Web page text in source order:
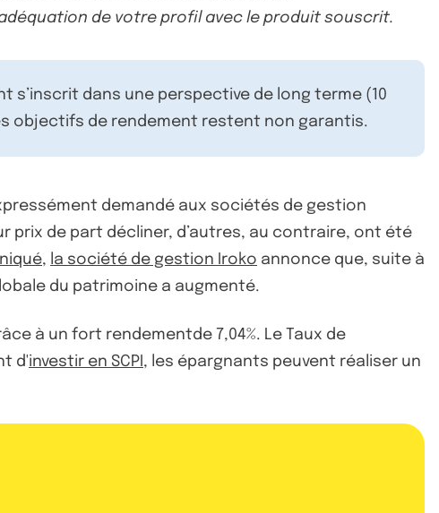
de votre profil avec le produit souscrit.
dans une perspective de long terme (10
objectifs de rendement restent non garantis.
demandé aux sociétés de gestion
prix de part décliner, d’autres, au contraire, ont été
, la société de gestion Iroko annonce que, suite à
du patrimoine a augmenté.
à un fort rendementde 7,04%. Le Taux de
d'investir en SCPI , les épargnants peuvent réaliser un